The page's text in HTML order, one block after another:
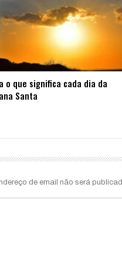
o que significa cada dia da
Santa
de email não será